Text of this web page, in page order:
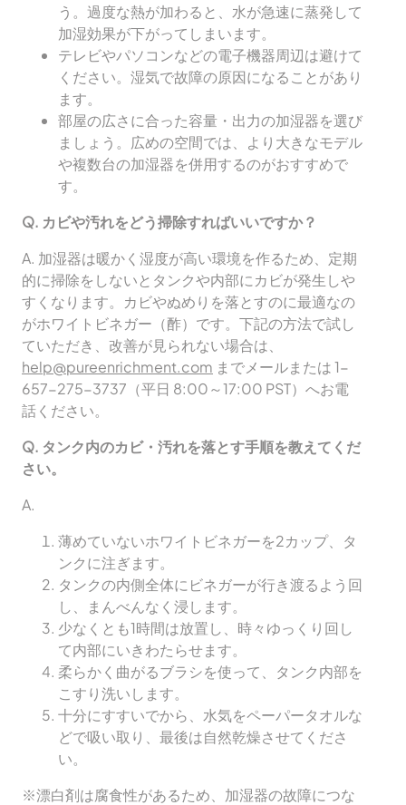
う。過度な熱が加わると、水が急速に蒸発して
加湿効果が下がってしまいます。
テレビやパソコンなどの電子機器周辺は避けて
ください。湿気で故障の原因になることがあり
ます。
部屋の広さに合った容量・出力の加湿器を選び
ましょう。広めの空間では、より大きなモデル
や複数台の加湿器を併用するのがおすすめで
す。
Q. カビや汚れをどう掃除すればいいですか？
A. 加湿器は暖かく湿度が高い環境を作るため、定期
的に掃除をしないとタンクや内部にカビが発生しや
すくなります。カビやぬめりを落とすのに最適なの
がホワイトビネガー（酢）です。下記の方法で試し
ていただき、改善が見られない場合は、
help@pureenrichment.com までメールまたは 1-
657-275-3737（平日 8:00～17:00 PST）へお電
話ください。
Q. タンク内のカビ・汚れを落とす手順を教えてくだ
さい。
A.
薄めていないホワイトビネガーを2カップ、タ
ンクに注ぎます。
タンクの内側全体にビネガーが行き渡るよう回
し、まんべんなく浸します。
少なくとも1時間は放置し、時々ゆっくり回し
て内部にいきわたらせます。
柔らかく曲がるブラシを使って、タンク内部を
こすり洗いします。
十分にすすいでから、水気をペーパータオルな
どで吸い取り、最後は自然乾燥させてくださ
い。
※漂白剤は腐食性があるため、加湿器の故障につな